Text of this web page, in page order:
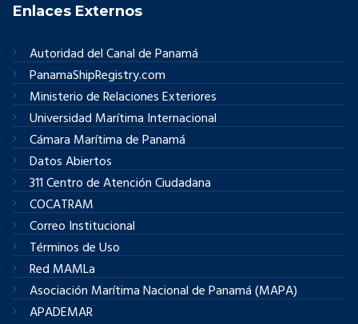
Enlaces Externos
Autoridad del Canal de Panamá
PanamaShipRegistry.com
Ministerio de Relaciones Exteriores
Universidad Marítima Internacional
Cámara Marítima de Panamá
Datos Abiertos
311 Centro de Atención Ciudadana
COCATRAM
Correo Institucional
Términos de Uso
Red MAMLa
Asociación Marítima Nacional de Panamá (MAPA)
APADEMAR